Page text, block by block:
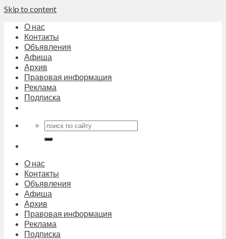
Skip to content
О нас
Контакты
Объявления
Афиша
Архив
Правовая информация
Реклама
Подписка
О нас
Контакты
Объявления
Афиша
Архив
Правовая информация
Реклама
Подписка